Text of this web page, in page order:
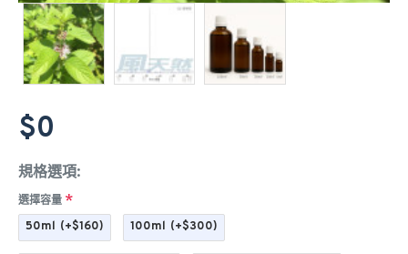
$0
規格選項:
選擇容量
50ml (+$160) 100ml (+$300)